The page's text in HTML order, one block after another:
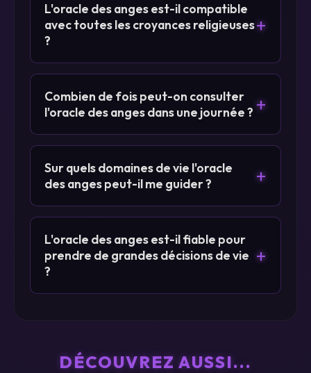
L'oracle des anges est-il compatible
avec toutes les croyances religieuses
?
+
Combien de fois peut-on consulter
l'oracle des anges dans une journée ? +
Sur quels domaines de vie l'oracle
des anges peut-il me guider ?
+
L'amour et les relations
L'oracle des anges est-il fiable pour
prendre de grandes décisions de vie
?
+
DÉCOUVREZ AUSSI...